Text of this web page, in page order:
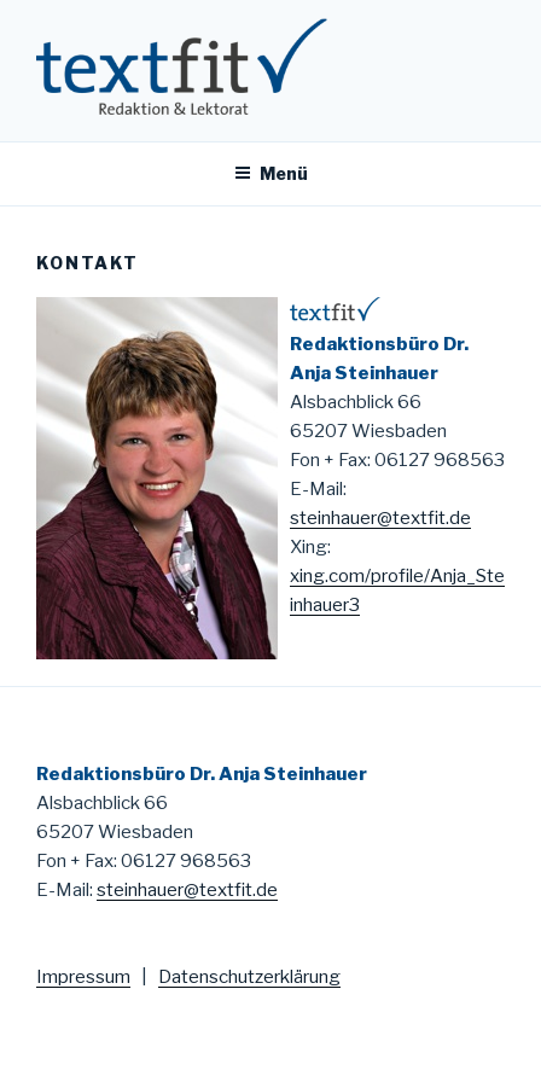
Inhalt
springen
TEXTFIT
Menü
KONTAKT
Redaktionsbüro Dr.
Anja Steinhauer
Alsbachblick 66
65207 Wiesbaden
Fon + Fax: 06127 968563
E-Mail:
steinhauer@textfit.de
Xing:
xing.com/profile/Anja_Ste
inhauer3
Redaktionsbüro Dr. Anja Steinhauer
Alsbachblick 66
65207 Wiesbaden
Fon + Fax: 06127 968563
E-Mail: steinhauer@textfit.de
Impressum Datenschutzerklärung